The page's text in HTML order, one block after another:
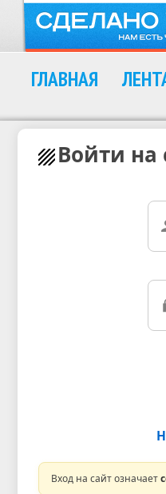
ГЛАВНАЯ
Войти на
Вход на сайт означает